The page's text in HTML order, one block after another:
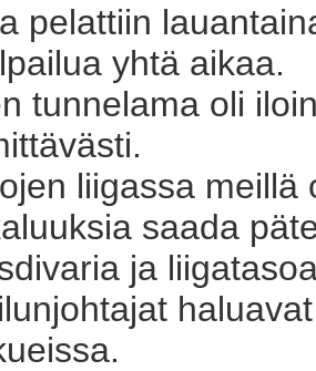
pelattiin
yhtä aikaa.
tunnelama oli
liigassa meillä
saada
ja